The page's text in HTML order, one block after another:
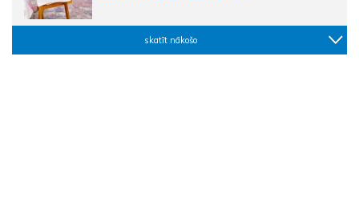
skatīt nākošo